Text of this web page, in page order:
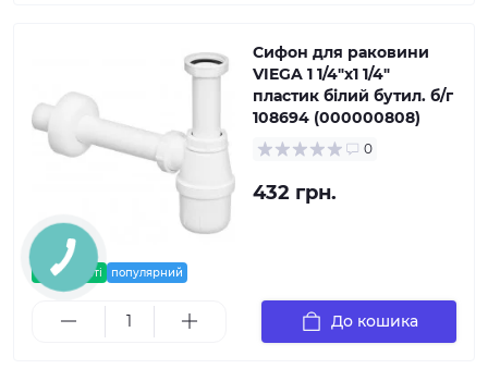
в наявності популярний
Сифон для раковини
VIEGA 1 1/4″х1 1/4″
пластик білий бутил. б/г
108694 (000000808)
0
432 грн.
До кошика